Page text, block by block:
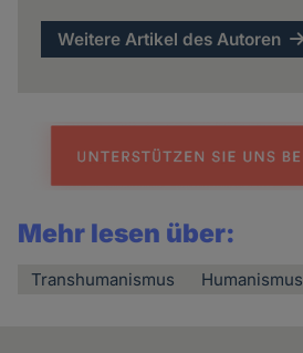
Weitere Artikel des Autoren
Mehr lesen über:
Transhumanismus Humanismus